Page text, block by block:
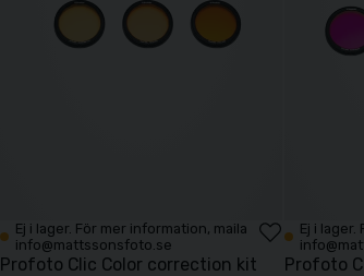
Ej i lager. För mer information, maila
info@mattssonsfoto.se
Profoto Clic Color correction kit
Ej i
Profoto